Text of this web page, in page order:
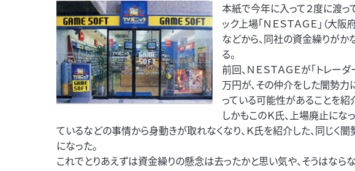
本紙で今年に入って２度に渡っ
ック上場「ＮＥＳＴＡＧＥ」（
などから、同社の資金繰りがか
る。
前回、ＮＥＳＴＡＧＥが「トレ
万円が、その仲介をした闇勢
っている可能性があることを紹
しかもこのＫ氏、上場廃止にな
ているなどの事情から身動きが取れなくなり、Ｋ氏を紹介した、同じく
になった。
これでとりあえずは資金繰りの懸念は去ったかと思い気や、そうはならな